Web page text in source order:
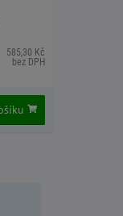
585,30 Kč
bez DPH